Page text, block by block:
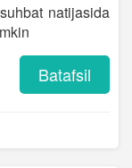
natijasida
Batafsil